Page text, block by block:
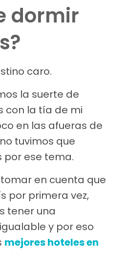
dormir
caro.
la suerte de
con la tía de mi
en las afueras de
tuvimos que
por ese tema.
tomar en cuenta que
por primera vez,
tener una
y por eso
mejores hoteles en